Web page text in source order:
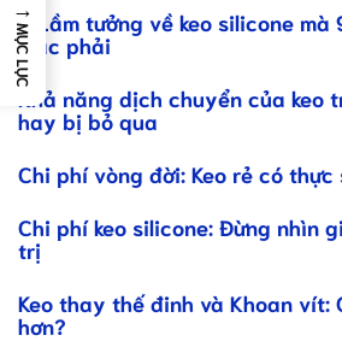
7 Lầm tưởng về keo silicone mà
mắc phải
Khả năng dịch chuyển của keo
hay bị bỏ qua
Chi phí vòng đời: Keo rẻ có
Chi phí keo silicone: Đừng nhìn
trị
Keo thay thế đinh và Khoan vít:
hơn?
→
MỤC LỤC